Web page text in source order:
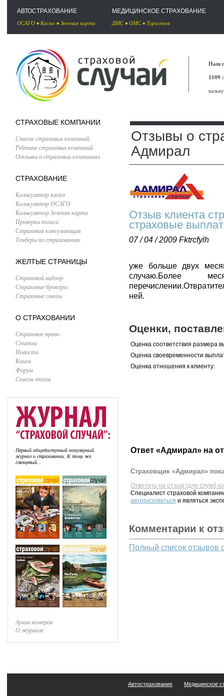
АВТОСТРАХОВАНИЕ
ОСАГО • Каско • Зеленая карта
МЕДИЦИНСКОЕ СТРАХОВАНИЕ
ДМС• ОМС• Туристов
Наш
1109
СТРАХОВЫЕ КОМПАНИИ
Список страховых компаний
Рейтинг страховых компаний
Отзывы о страховых компаниях
СТРАХОВАНИЕ
Калькулятор каско
Калькулятор ОСАГО
Калькулятор Зеленая карта
Проверка полиса
Страховая консультация
Тендеры по страхованию
ЖЕЛТЫЕ СТРАНИЦЫ
Страховой надзор
Страховые брокеры
Страховые союзы
О СТРАХОВАНИИ
Страховое право
Статьи
Новости
Книги
Форум
Список тегов
Первый общедоступный популярный
журнал о страховании. К тому же,
глянцевый...
Архив номеров
О журнале
Отзывы о
Адмирал
Отзыв клиента
страховые
07 / 04 / 2009 Fktrcfylh
уже больше двух
случаю.Более
ней.
Оценки,
Оценка соответствия размера
Оценка своевременности
Оценка отношения к клиенту:
Ответ «Адмирал» на
Страховщик «Адмирал»
Ответить на отзыв (для служб
Специалист страховой
авторизоваться и являться
Комментарии к
Полный список отзывов
Автострахование Медицинское